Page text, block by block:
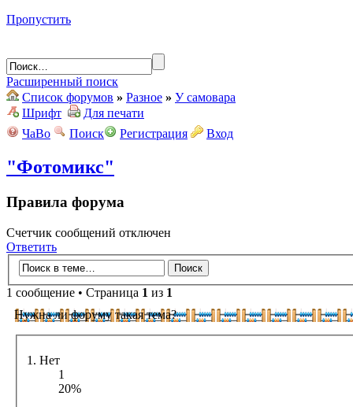
Пропустить
Расширенный поиск
Список форумов » Разное » У самовара
Шрифт
Для печати
ЧаВо
Поиск Регистрация Вход
"Фотомикс"
Правила форума
Счетчик сообщений отключен
Ответить
1 сообщение • Страница 1 из 1
Нужна ли форуму такая тема?
1. Нет
1
20%